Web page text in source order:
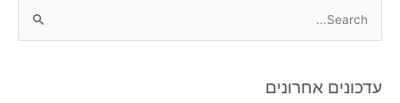
rעדכונים אחרונים